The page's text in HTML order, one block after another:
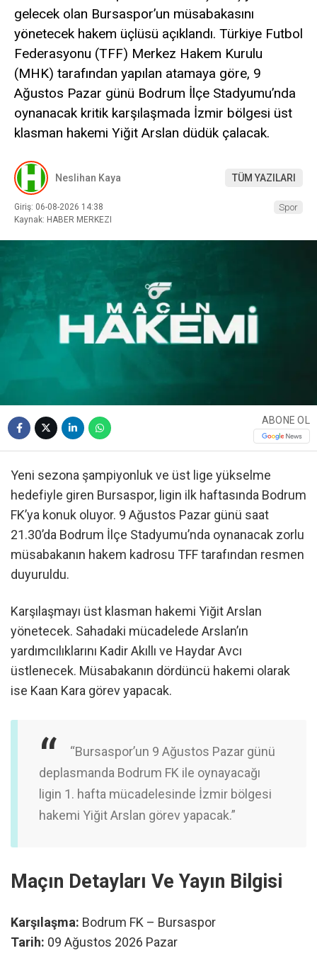
gelecek olan Bursaspor’un müsabakasını
yönetecek hakem üçlüsü açıklandı. Türkiye Futbol
Federasyonu (TFF) Merkez Hakem Kurulu
(MHK) tarafından yapılan atamaya göre, 9
Ağustos Pazar günü Bodrum İlçe Stadyumu’nda
oynanacak kritik karşılaşmada İzmir bölgesi üst
klasman hakemi Yiğit Arslan düdük çalacak.
Neslihan Kaya TÜM YAZILARI
Giriş: 06-08-2026 14:38
Kaynak: HABER MERKEZI
Spor
ABONE OL
Yeni sezona şampiyonluk ve üst lige yükselme
hedefiyle giren Bursaspor, ligin ilk haftasında Bodrum
FK’ya konuk oluyor. 9 Ağustos Pazar günü saat
21.30’da Bodrum İlçe Stadyumu’nda oynanacak zorlu
müsabakanın hakem kadrosu TFF tarafından resmen
duyuruldu.
Karşılaşmayı üst klasman hakemi Yiğit Arslan
yönetecek. Sahadaki mücadelede Arslan’ın
yardımcılıklarını Kadir Akıllı ve Haydar Avcı
üstlenecek. Müsabakanın dördüncü hakemi olarak
ise Kaan Kara görev yapacak.
“Bursaspor’un 9 Ağustos Pazar günü
deplasmanda Bodrum FK ile oynayacağı
ligin 1. hafta mücadelesinde İzmir bölgesi
hakemi Yiğit Arslan görev yapacak.”
Maçın Detayları Ve Yayın Bilgisi
Karşılaşma: Bodrum FK – Bursaspor
Tarih: 09 Ağustos 2026 Pazar